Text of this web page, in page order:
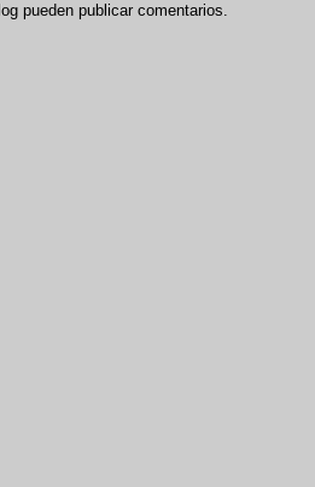
pueden publicar comentarios.